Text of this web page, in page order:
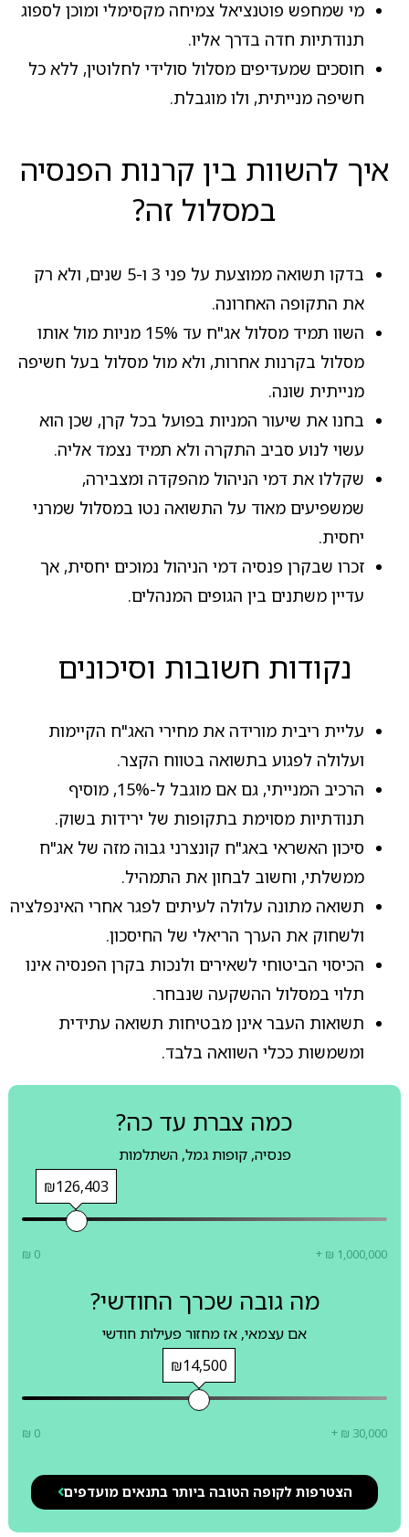
מי שמחפש פוטנציאל צמיחה מקסימלי ומוכן לספוג
תנודתיות חדה בדרך אליו.
חוסכים שמעדיפים מסלול סולידי לחלוטין, ללא כל
חשיפה מנייתית, ולו מוגבלת.
איך להשוות בין קרנות הפנסיה
במסלול זה?
בדקו תשואה ממוצעת על פני 3 ו-5 שנים, ולא רק
את התקופה האחרונה.
השוו תמיד מסלול אג"ח עד 15% מניות מול אותו
מסלול בקרנות אחרות, ולא מול מסלול בעל חשיפה
מנייתית שונה.
בחנו את שיעור המניות בפועל בכל קרן, שכן הוא
עשוי לנוע סביב התקרה ולא תמיד נצמד אליה.
שקללו את דמי הניהול מהפקדה ומצבירה,
שמשפיעים מאוד על התשואה נטו במסלול שמרני
יחסית.
זכרו שבקרן פנסיה דמי הניהול נמוכים יחסית, אך
עדיין משתנים בין הגופים המנהלים.
נקודות חשובות וסיכונים
עליית ריבית מורידה את מחירי האג"ח הקיימות
ועלולה לפגוע בתשואה בטווח הקצר.
הרכיב המנייתי, גם אם מוגבל ל-15%, מוסיף
תנודתיות מסוימת בתקופות של ירידות בשוק.
סיכון האשראי באג"ח קונצרני גבוה מזה של אג"ח
ממשלתי, וחשוב לבחון את התמהיל.
תשואה מתונה עלולה לעיתים לפגר אחרי האינפלציה
ולשחוק את הערך הריאלי של החיסכון.
הכיסוי הביטוחי לשאירים ולנכות בקרן הפנסיה אינו
תלוי במסלול ההשקעה שנבחר.
תשואות העבר אינן מבטיחות תשואה עתידית
ומשמשות ככלי השוואה בלבד.
כמה צברת עד כה?
פנסיה, קופות גמל, השתלמות
₪126,403
₪ 0 + ₪ 1,000,000
מה גובה שכרך החודשי?
אם עצמאי, אז מחזור פעילות חודשי
₪14,500
₪ 0 + ₪ 30,000
הצטרפות לקופה הטובה ביותר בתנאים מועדפים